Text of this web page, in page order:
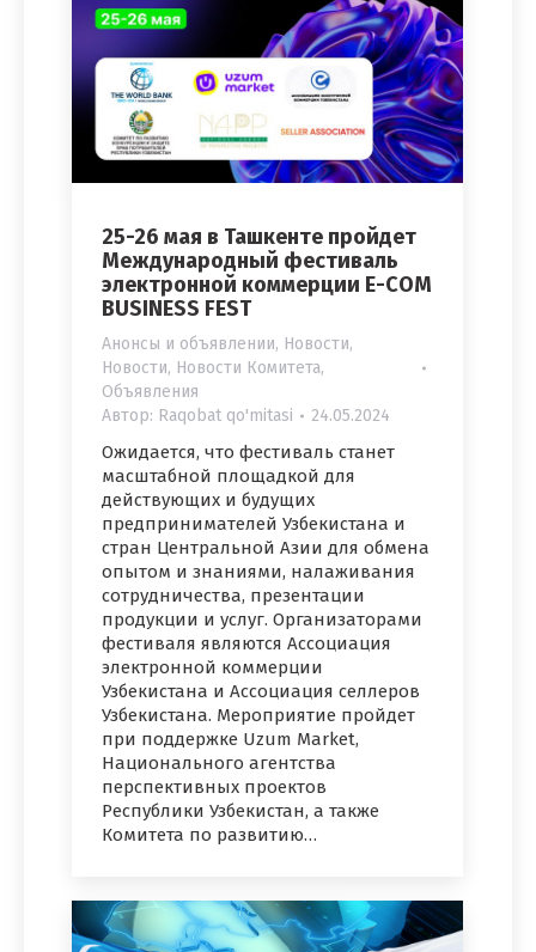
25-26 мая в Ташкенте пройдет
Международный фестиваль
электронной коммерции E-COM
BUSINESS FEST
Анонсы и объявлении, Новости,
Новости, Новости Комитета,
Объявления
Автор: Raqobat qo'mitasi 24.05.2024
Ожидается, что фестиваль станет
масштабной площадкой для
действующих и будущих
предпринимателей Узбекистана и
стран Центральной Азии для обмена
опытом и знаниями, налаживания
сотрудничества, презентации
продукции и услуг. Организаторами
фестиваля являются Ассоциация
электронной коммерции
Узбекистана и Ассоциация селлеров
Узбекистана. Мероприятие пройдет
при поддержке Uzum Market,
Национального агентства
перспективных проектов
Республики Узбекистан, а также
Комитета по развитию…